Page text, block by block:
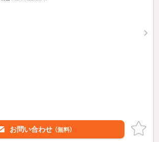
お問い合わせ （無料）